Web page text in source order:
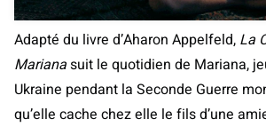
Adapté du livre d’Aharon Appelfeld, La
Marianasuit le quotidien de Mariana,
Ukraine pendant la Seconde Guerre
qu’elle cache chez elle le fils d’une